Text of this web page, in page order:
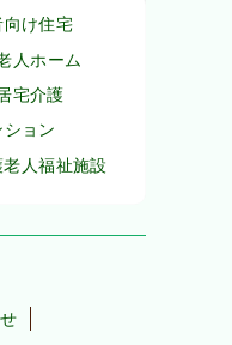
け住宅
人ホーム
宅介護
ョン
老人福祉施設